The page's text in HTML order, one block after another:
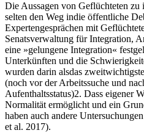
Die Aussagen von Geflüchteten
selten den Weg indie öffentliche
Expertengesprächen mit
Senatsverwaltung für Integration,
eine »gelungene Integration«
Unterkünften und die
wurden darin alsdas
(noch vor der Arbeitssuche und
Aufenthaltsstatus)2. Dass eigener
Normalität ermöglicht und ein
haben auch andere
et al. 2017).